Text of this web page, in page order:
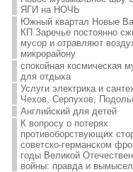
ЯГИ на НОЧЬ
Южный квартал Новые
КП Заречье постоянно
мусор и отравляют
микрорайону
спокойная космическая
для отдыха
Услуги электрика и
Чехов, Серпухов,
Английский для детей
К вопросу о потерях
противоборствующих
советско-германском
годы Великой
войны: правда и вымысел